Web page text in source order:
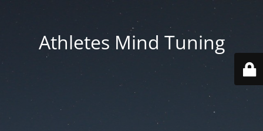
Athletes Mind Tuning